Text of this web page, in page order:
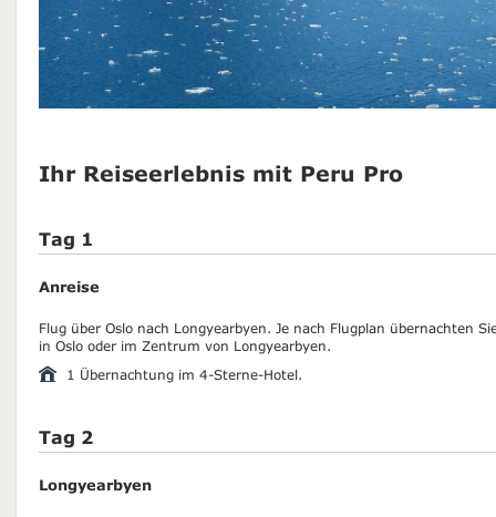
Ihr Reiseerlebnis mit Peru Pro
Tag 1
Anreise
Flug über Oslo nach Longyearbyen. Je nach Flugplan übernachten
in Oslo oder im Zentrum von Longyearbyen.
1 Übernachtung im 4-Sterne-Hotel.
Tag 2
Longyearbyen